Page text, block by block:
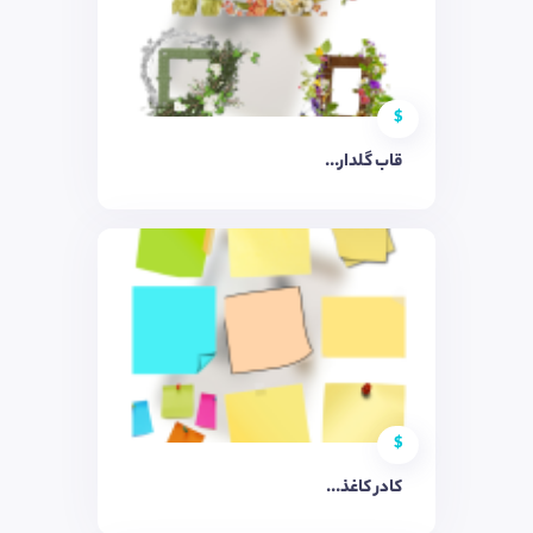
$
قاب گلدار...
$
کادر کاغذ...